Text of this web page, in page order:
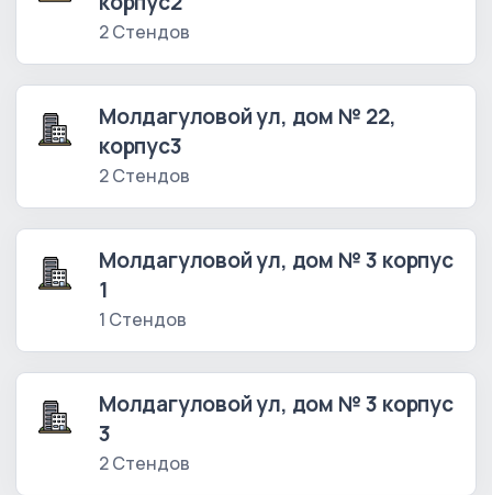
2 Стендов
Молдагуловой ул, дом № 22,
корпус3
2 Стендов
Молдагуловой ул, дом № 3 корпус
1
1 Стендов
Молдагуловой ул, дом № 3 корпус
3
2 Стендов